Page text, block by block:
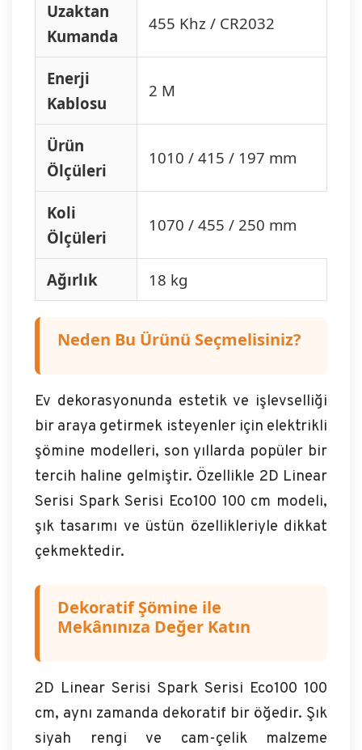
Uzaktan
Kumanda
455 Khz / CR2032
Enerji
Kablosu
2 M
Ürün
Ölçüleri
1010 / 415 / 197 mm
Koli
Ölçüleri
1070 / 455 / 250 mm
Ağırlık 18 kg
Neden Bu Ürünü Seçmelisiniz?
Ev dekorasyonunda estetik ve işlevselliği
bir araya getirmek isteyenler için elektrikli
şömine modelleri, son yıllarda popüler bir
tercih haline gelmiştir. Özellikle 2D Linear
Serisi Spark Serisi Eco100 100 cm modeli,
şık tasarımı ve üstün özellikleriyle dikkat
çekmektedir.
Dekoratif Şömine ile
Mekânınıza Değer Katın
2D Linear Serisi Spark Serisi Eco100 100
cm, aynı zamanda dekoratif bir öğedir. Şık
siyah rengi ve cam-çelik malzeme